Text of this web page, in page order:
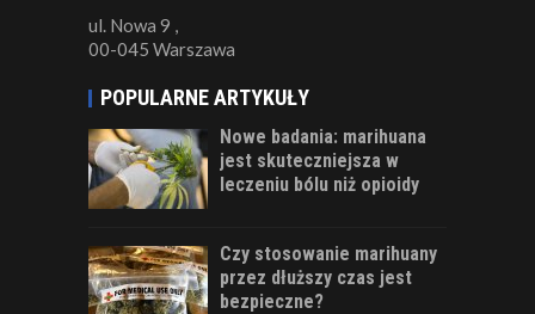
ul. Nowa 9 ,
00-045 Warszawa
POPULARNE ARTYKUŁY
Nowe badania: marihuana
jest skuteczniejsza w
leczeniu bólu niż opioidy
Czy stosowanie marihuany
przez dłuższy czas jest
bezpieczne?